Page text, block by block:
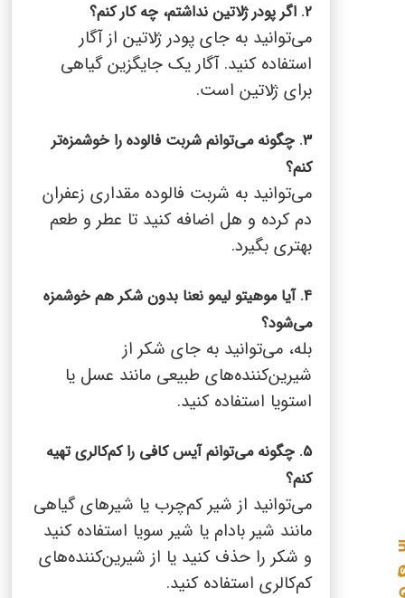
2. اگر پودر ژلاتین نداشتم، چه کار کنم؟
می‌توانید به جای پودر ژلاتین از آگار
استفاده کنید. آگار یک جایگزین گیاهی
برای ژلاتین است.
3. چگونه می‌توانم شربت فالوده را خوشمزه‌تر
کنم؟
می‌توانید به شربت فالوده مقداری زعفران
دم کرده و هل اضافه کنید تا عطر و طعم
بهتری بگیرد.
4. آیا موهیتو لیمو نعنا بدون شکر هم خوشمزه
می‌شود؟
بله، می‌توانید به جای شکر از
شیرین‌کننده‌های طبیعی مانند عسل یا
استویا استفاده کنید.
5. چگونه می‌توانم آیس کافی را کم‌کالری تهیه
کنم؟
می‌توانید از شیر کم‌چرب یا شیرهای گیاهی
مانند شیر بادام یا شیر سویا استفاده کنید
و شکر را حذف کنید یا از شیرین‌کننده‌های
کم‌کالری استفاده کنید.